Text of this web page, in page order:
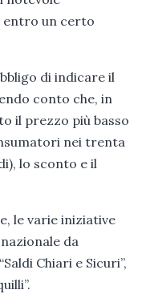
entro un certo
di indicare il
conto che, in
il prezzo più basso
nei trenta
lo sconto e il
le varie iniziative
da
Chiari e Sicuri”,